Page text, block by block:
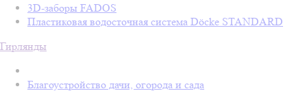
3D-заборы FADOS
Пластиковая водосточная система Döcke STANDARD
Гирлянды
Благоустройство дачи, огорода и сада